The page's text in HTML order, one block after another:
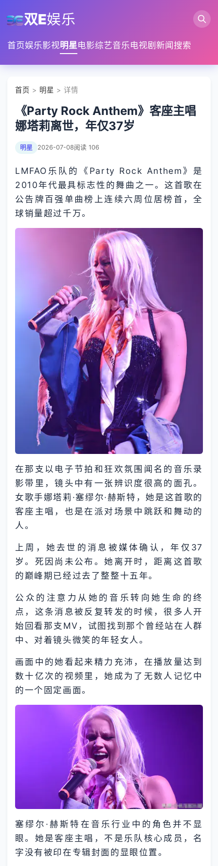
双E娱乐
首页娱乐影视明星电影综艺音乐电视剧 新闻搜索
首页 > 明星 > 详情
《Party Rock Anthem》客座主唱
娜塔莉离世，年仅37岁
明星 2026-07-08阅读 106
LMFAO乐队的《Party Rock Anthem》是
2010年代最具标志性的舞曲之一。这首歌在
公告牌百强单曲榜上连续六周位居榜首，全
球销量超过千万。
在那支以电子节拍和狂欢氛围闻名的音乐录
影带里，镜头中有一张辨识度很高的面孔。
女歌手娜塔莉·塞缪尔·赫斯特，她是这首歌的
客座主唱，也是在派对场景中跳跃和舞动的
人。
上周，她去世的消息被媒体确认，年仅37
岁。死因尚未公布。她离开时，距离这首歌
的巅峰期已经过去了整整十五年。
公众的注意力从她的音乐转向她生命的终
点，这条消息被反复转发的时候，很多人开
始回看那支MV，试图找到那个曾经站在人群
中、对着镜头微笑的年轻女人。
画面中的她看起来精力充沛，在播放量达到
数十亿次的视频里，她成为了无数人记忆中
的一个固定画面。
塞缪尔·赫斯特在音乐行业中的角色并不显
眼。她是客座主唱，不是乐队核心成员，名
字没有被印在专辑封面的显眼位置。